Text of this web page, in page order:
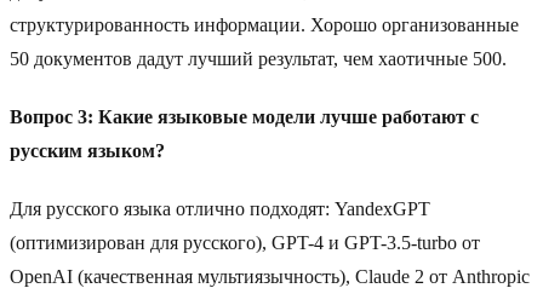
структурированность информации. Хорошо организованные
50 документов дадут лучший результат, чем хаотичные 500.
Вопрос 3: Какие языковые модели лучше работают с
русским языком?
Для русского языка отлично подходят: YandexGPT
(оптимизирован для русского), GPT-4 и GPT-3.5-turbo от
OpenAI (качественная мультиязычность), Claude 2 от Anthropic